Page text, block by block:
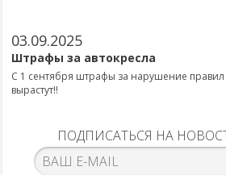
03.09.2025
Штрафы за автокресла
С 1 сентября штрафы за нарушение правил
вырастут!!
ПОДПИСАТЬСЯ НА